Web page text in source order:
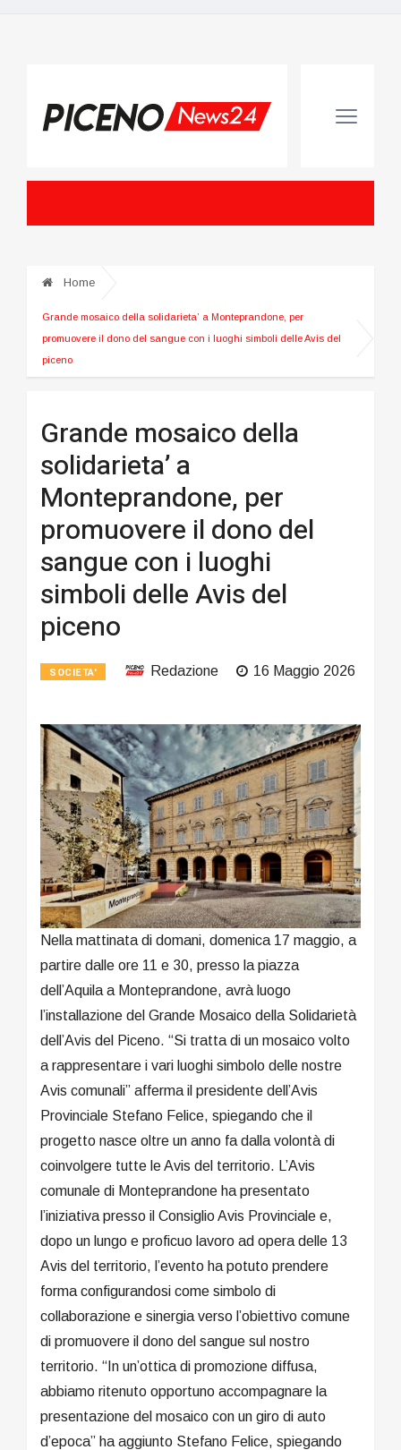
Home
Grande mosaico della solidarieta’ a Monteprandone, per
promuovere il dono del sangue con i luoghi simboli delle Avis del
piceno
Grande mosaico della
solidarieta’ a
Monteprandone, per
promuovere il dono del
sangue con i luoghi
simboli delle Avis del
piceno
SOCIETA' Redazione 16 Maggio 2026
Nella mattinata di domani, domenica 17 maggio, a
partire dalle ore 11 e 30, presso la piazza
dell’Aquila a Monteprandone, avrà luogo
l’installazione del Grande Mosaico della Solidarietà
dell’Avis del Piceno. “Si tratta di un mosaico volto
a rappresentare i vari luoghi simbolo delle nostre
Avis comunali” afferma il presidente dell’Avis
Provinciale Stefano Felice, spiegando che il
progetto nasce oltre un anno fa dalla volontà di
coinvolgere tutte le Avis del territorio. L’Avis
comunale di Monteprandone ha presentato
l’iniziativa presso il Consiglio Avis Provinciale e,
dopo un lungo e proficuo lavoro ad opera delle 13
Avis del territorio, l’evento ha potuto prendere
forma configurandosi come simbolo di
collaborazione e sinergia verso l’obiettivo comune
di promuovere il dono del sangue sul nostro
territorio. “In un’ottica di promozione diffusa,
abbiamo ritenuto opportuno accompagnare la
presentazione del mosaico con un giro di auto
d’epoca” ha aggiunto Stefano Felice, spiegando